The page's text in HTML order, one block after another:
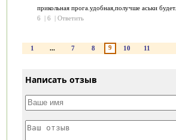
прикольная прога.удобная,получше аськи будет..
6
| 6 | Ответить
1 ... 7 8 9 10 11
Написать отзыв